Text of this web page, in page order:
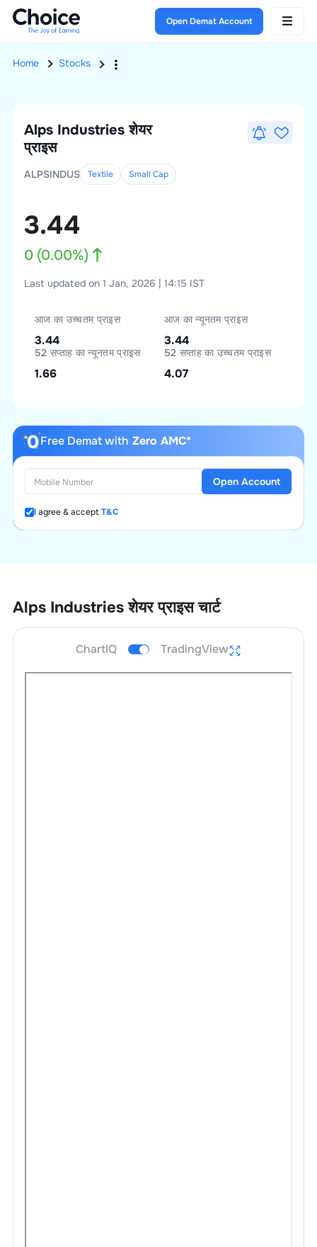
Open Demat Account
Home Stocks
Alps Industries शेयर
प्राइस
ALPSINDUS Textile Small Cap
3.44
0(0.00%)
Last updated on 1 Jan, 2026 | 14:15 IST
आज का उच्चतम प्राइस
3.44
आज का न्यूनतम प्राइस
3.44
52 सप्ताह का न्यूनतम प्राइस
1.66
52 सप्ताह का उच्चतम प्राइस
4.07
Free Demat with Zero AMC*
I agree & acceptT&C
Open Account
Alps Industries शेयर प्राइस चार्ट
ChartIQ TradingView